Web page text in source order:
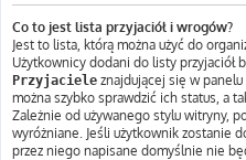
Co to jest lista przyjaciół i wrogów?
Jest to lista, którą można użyć do
Użytkownicy dodani do listy przyjaciół
Przyjaciele znajdującej się w
można szybko sprawdzić ich status, a
Zależnie od używanego stylu witryny,
wyróżniane. Jeśli użytkownik zostanie
przez niego napisane domyślnie nie